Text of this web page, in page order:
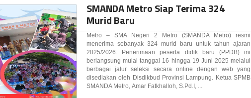
SMANDA Metro Siap Terima 324
Murid Baru
Metro – SMA Negeri 2 Metro (SMANDA Metro) resmi
menerima sebanyak 324 murid baru untuk tahun ajaran
2025/2026. Penerimaan peserta didik baru (PPDB) ini
berlangsung mulai tanggal 16 hingga 19 Juni 2025 melalui
berbagai jalur seleksi secara online dengan web yang
disediakan oleh Disdikbud Provinsi Lampung. Ketua SPMB
SMANDA Metro, Amar Fatkhalloh, S.Pd.I, ...
LIHAT